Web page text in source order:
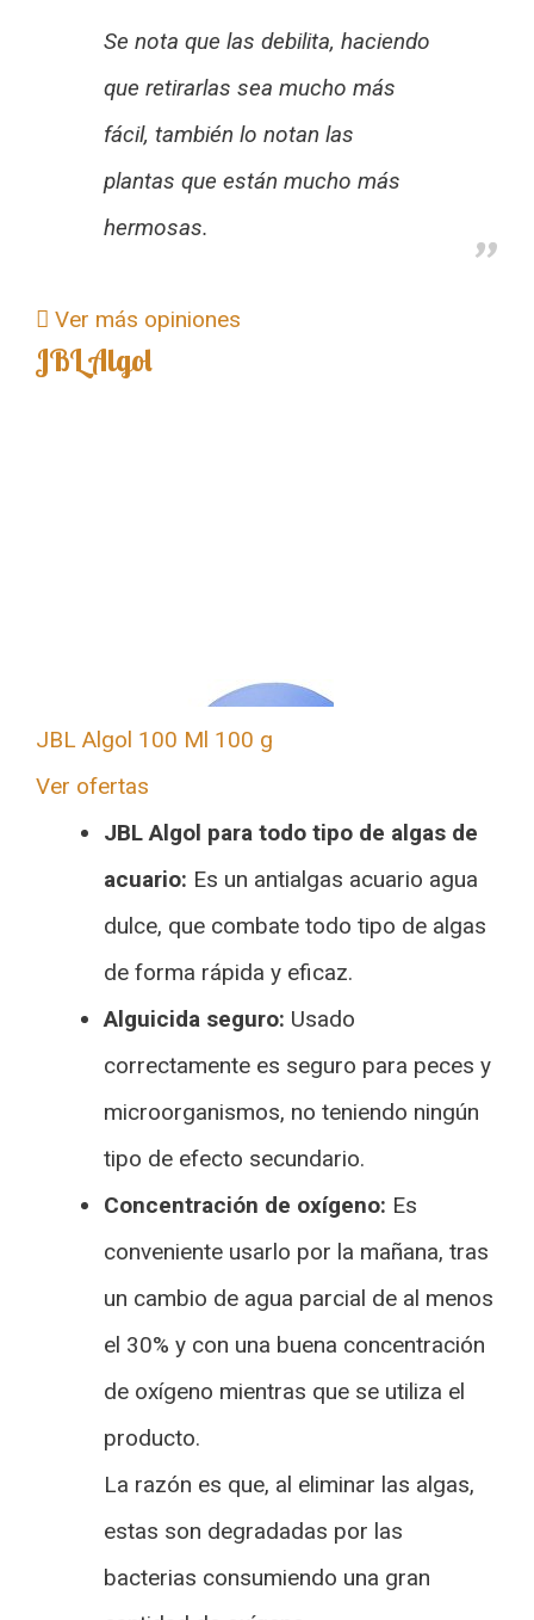
Se nota que las debilita, haciendo
que retirarlas sea mucho más
fácil, también lo notan las
plantas que están mucho más
hermosas.
Ver más opiniones
JBL Algol
JBL Algol 100 Ml 100 g
Ver ofertas
JBL Algol para todo tipo de algas de
acuario: Es un antialgas acuario agua
dulce, que combate todo tipo de algas
de forma rápida y eficaz.
Alguicida seguro: Usado
correctamente es seguro para peces y
microorganismos, no teniendo ningún
tipo de efecto secundario.
Concentración de oxígeno: Es
conveniente usarlo por la mañana, tras
un cambio de agua parcial de al menos
el 30% y con una buena concentración
de oxígeno mientras que se utiliza el
producto.
La razón es que, al eliminar las algas,
estas son degradadas por las
bacterias consumiendo una gran